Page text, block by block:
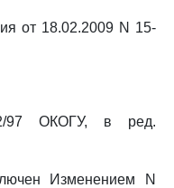
от 18.02.2009 N 15-
97 ОКОГУ, в ред.
Изменением N